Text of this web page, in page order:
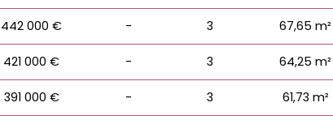
442 000 € - 3 67,65 m²
421 000 € - 3 64,25 m²
391 000 € - 3 61,73 m²